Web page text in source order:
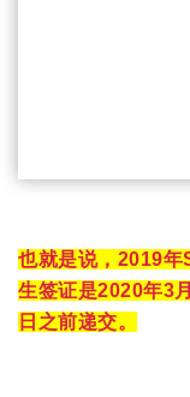
也就是说，2019
生签证是2020年3
日之前递交。